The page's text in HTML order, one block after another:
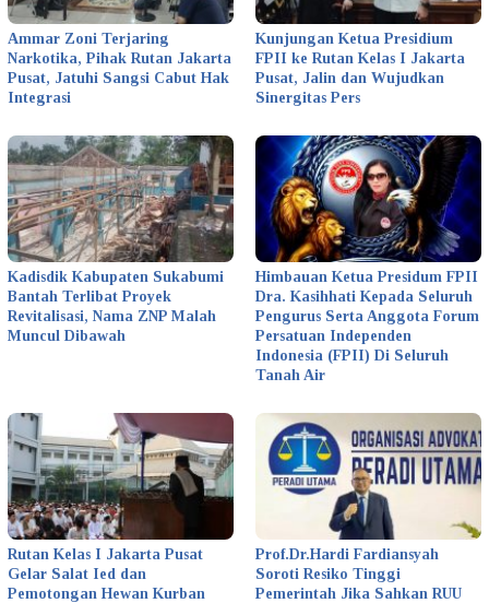
Ammar Zoni Terjaring
Narkotika, Pihak Rutan Jakarta
Pusat, Jatuhi Sangsi Cabut Hak
Integrasi
Kunjungan Ketua Presidium
FPII ke Rutan Kelas I Jakarta
Pusat, Jalin dan Wujudkan
Sinergitas Pers
Kadisdik Kabupaten Sukabumi
Bantah Terlibat Proyek
Revitalisasi, Nama ZNP Malah
Muncul Dibawah
Himbauan Ketua Presidum FPII
Dra. Kasihhati Kepada Seluruh
Pengurus Serta Anggota Forum
Persatuan Independen
Indonesia (FPII) Di Seluruh
Tanah Air
Rutan Kelas I Jakarta Pusat
Gelar Salat Ied dan
Pemotongan Hewan Kurban
Prof.Dr.Hardi Fardiansyah
Soroti Resiko Tinggi
Pemerintah Jika Sahkan RUU